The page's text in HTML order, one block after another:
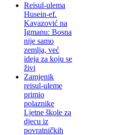
Reisul-ulema
Husein-ef.
Kavazović na
Igmanu: Bosna
nije samo
zemlja, već
ideja za koju se
živi
Zamjenik
reisul-uleme
primio
polaznike
Ljetne škole za
djecu iz
povratničkih